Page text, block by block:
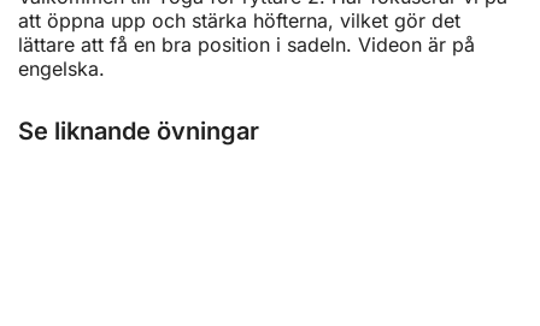
att öppna upp och stärka höfterna, vilket gör det
lättare att få en bra position i sadeln. Videon är på
engelska.
Se liknande övningar